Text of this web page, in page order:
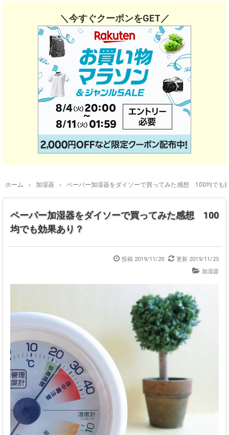
＼今すぐクーポンをGET／
ホーム › 加湿器 › ペーパー加湿器をダイソーで買ってみた感想 100均でも
ペーパー加湿器をダイソーで買ってみた感想 100
均でも効果あり？
投稿 2019/11/20 更新 2019/11/25
加湿器